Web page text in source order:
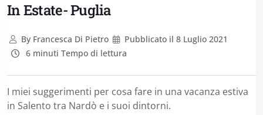
In Estate- Puglia
ByFrancesca Di Pietro Pubblicato il 8 Luglio 2021
6 minuti Tempo di lettura
I miei suggerimenti per cosa fare in una vacanza estiva
in Salento tra Nardò e i suoi dintorni.